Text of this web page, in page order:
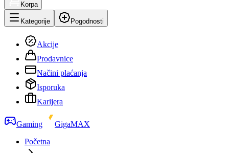
Korpa
Kategorije Pogodnosti
Akcije
Prodavnice
Načini plaćanja
Isporuka
Karijera
Gaming
GigaMAX
Početna